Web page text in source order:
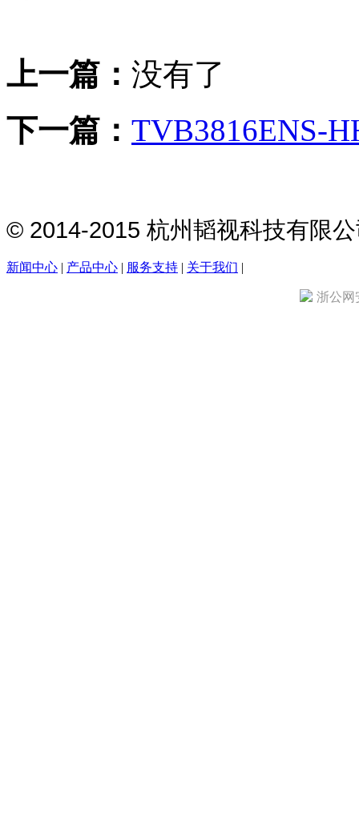
上一篇： 没有了
下一篇： TVB3816ENS-
© 2014-2015 杭州韬视科技有限
新闻中心 | 产品中心 | 服务支持 | 关于我们 |
浙公网